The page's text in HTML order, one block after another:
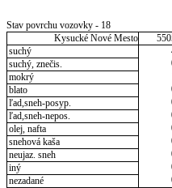
Stav povrchu vozovky - 18
Kysucké Nové Mesto
suchý
suchý, znečis.
mokrý
blato
ľad,sneh-posyp.
ľad,sneh-nepos.
olej, nafta
snehová kaša
neujaz. sneh
iný
nezadané